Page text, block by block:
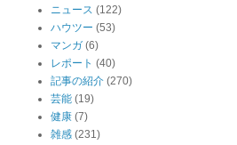
ニュース (122)
ハウツー (53)
マンガ (6)
レポート (40)
記事の紹介 (270)
芸能 (19)
健康 (7)
雑感 (231)